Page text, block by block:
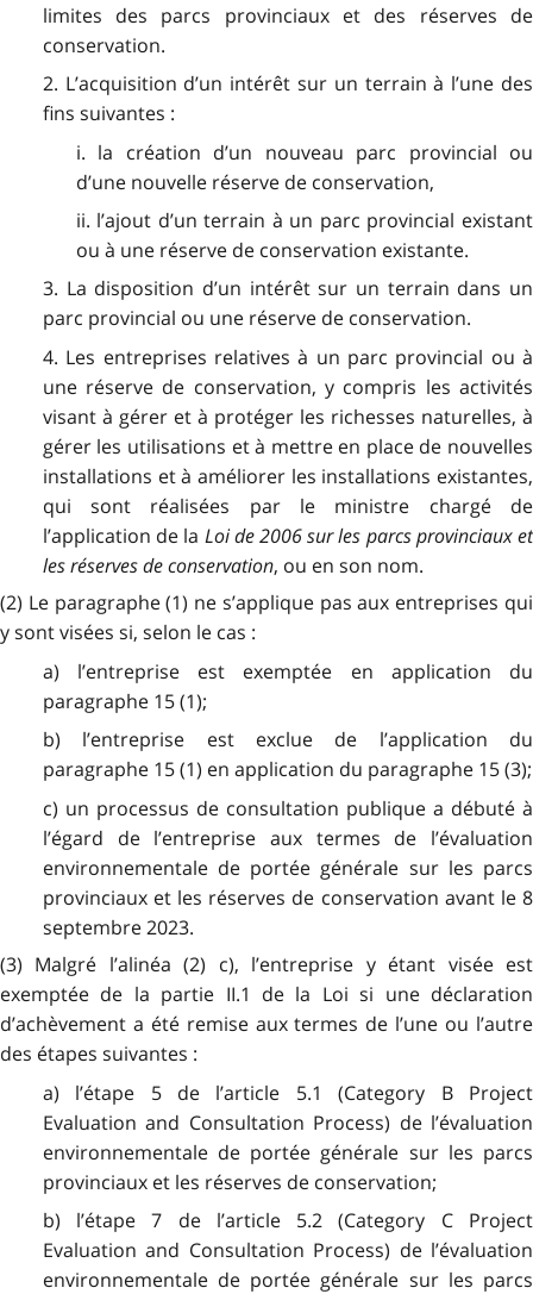
limites des parcs provinciaux et des réserves de
conservation.
2. L’acquisition d’un intérêt sur un terrain à l’une des
fins suivantes :
i. la création d’un nouveau parc provincial ou
d’une nouvelle réserve de conservation,
ii. l’ajout d’un terrain à un parc provincial existant
ou à une réserve de conservation existante.
3. La disposition d’un intérêt sur un terrain dans un
parc provincial ou une réserve de conservation.
4. Les entreprises relatives à un parc provincial ou à
une réserve de conservation, y compris les activités
visant à gérer et à protéger les richesses naturelles, à
gérer les utilisations et à mettre en place de nouvelles
installations et à améliorer les installations existantes,
qui sont réalisées par le ministre chargé de
l’application de la Loi de 2006 sur les parcs provinciaux et
les réserves de conservation, ou en son nom.
(2) Le paragraphe (1) ne s’applique pas aux entreprises qui
y sont visées si, selon le cas :
a) l’entreprise est exemptée en application du
paragraphe 15 (1);
b) l’entreprise est exclue de l’application du
paragraphe 15 (1) en application du paragraphe 15 (3);
c) un processus de consultation publique a débuté à
l’égard de l’entreprise aux termes de l’évaluation
environnementale de portée générale sur les parcs
provinciaux et les réserves de conservation avant le 8
septembre 2023.
(3) Malgré l’alinéa (2) c), l’entreprise y étant visée est
exemptée de la partie II.1 de la Loi si une déclaration
d’achèvement a été remise aux termes de l’une ou l’autre
des étapes suivantes :
a) l’étape 5 de l’article 5.1 (Category B Project
Evaluation and Consultation Process) de l’évaluation
environnementale de portée générale sur les parcs
provinciaux et les réserves de conservation;
b) l’étape 7 de l’article 5.2 (Category C Project
Evaluation and Consultation Process) de l’évaluation
environnementale de portée générale sur les parcs